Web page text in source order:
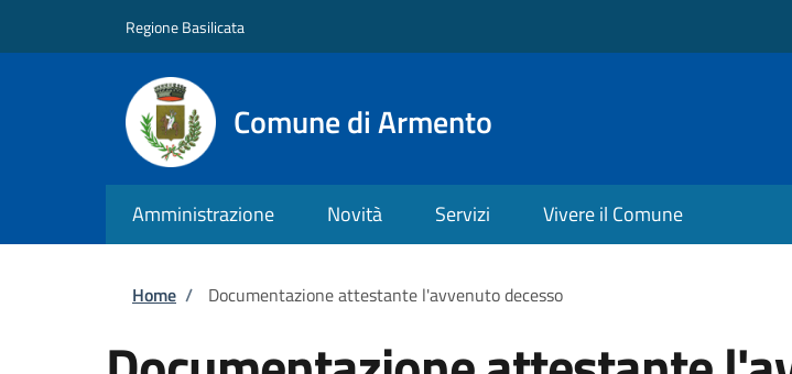
Regione Basilicata
Comune di Armento
Amministrazione Novità Servizi Vivere il Comune
Briciole di pane
Home / Documentazione attestante l'avvenuto decesso